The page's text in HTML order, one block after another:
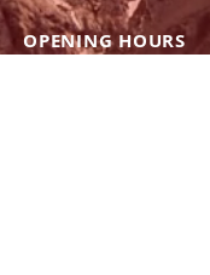
OPENING HOURS